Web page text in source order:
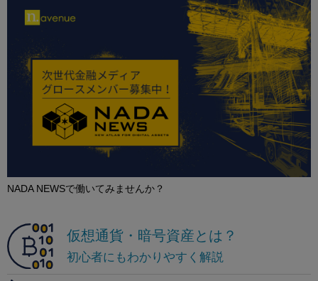
NADA NEWSで働いてみませんか？